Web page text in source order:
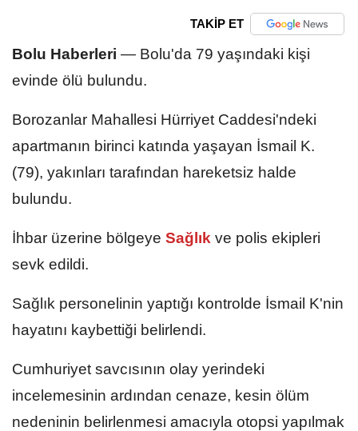
TAKİP ET
Bolu Haberleri — Bolu'da 79 yaşındaki kişi
evinde ölü bulundu.
Borozanlar Mahallesi Hürriyet Caddesi'ndeki
apartmanın birinci katında yaşayan İsmail K.
(79), yakınları tarafından hareketsiz halde
bulundu.
İhbar üzerine bölgeye Sağlık ve polis ekipleri
sevk edildi.
Sağlık personelinin yaptığı kontrolde İsmail K'nin
hayatını kaybettiği belirlendi.
Cumhuriyet savcısının olay yerindeki
incelemesinin ardından cenaze, kesin ölüm
nedeninin belirlenmesi amacıyla otopsi yapılmak